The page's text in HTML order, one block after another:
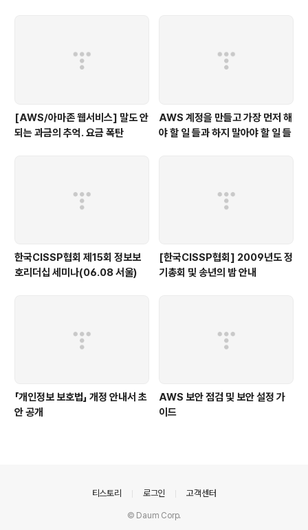
[AWS/아마존 웹서비스] 말도 안
되는 과금의 추억. 요금 폭탄
AWS 계정을 만들고 가장 먼저 해
야 할 일 들과 하지 말아야 할 일 들
한국CISSP협회 제15회 정보보
호리더십 세미나(06.08 서울)
[한국CISSP협회] 2009년도 정
기총회 및 송년의 밤 안내
「개인정보 보호법」 개정 안내서 초
안 공개
AWS 보안 점검 및 보안 설정 가
이드
티스토리 로그인 고객센터
© Daum Corp.